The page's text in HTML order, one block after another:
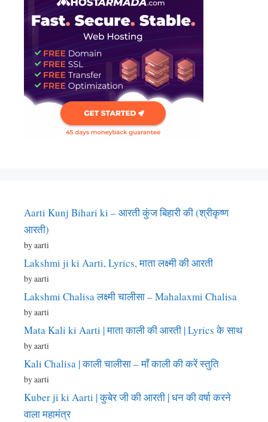
Aarti Kunj Bihari ki – आरती कुंज बिहारी की (श्रीकृष्ण
आरती)
by aarti
Lakshmi ji ki Aarti, Lyrics, माता लक्ष्मी की आरती
by aarti
Lakshmi Chalisa लक्ष्मी चालीसा – Mahalaxmi Chalisa
by aarti
Mata Kali ki Aarti | माता काली की आरती | Lyrics के साथ
by aarti
Kali Chalisa | काली चालीसा – माँ काली की करें स्तुति
by aarti
Kuber ji ki Aarti | कुबेर जी की आरती | धन की वर्षा करने
वाला महामंत्र